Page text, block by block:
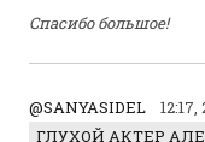
Спасибо большое!
@SANYASIDEL